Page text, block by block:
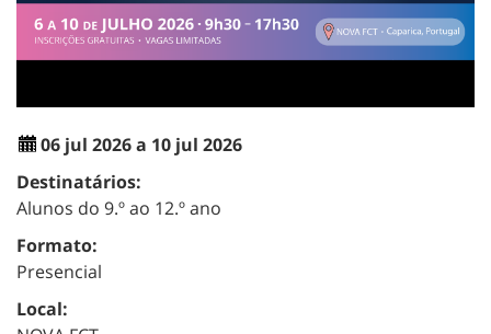
06 jul 2026 a 10 jul 2026
Destinatários:
Alunos do 9.º ao 12.º ano
Formato:
Presencial
Local: